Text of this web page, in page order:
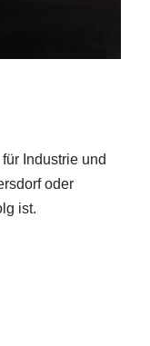
Industrie und
oder
ist.